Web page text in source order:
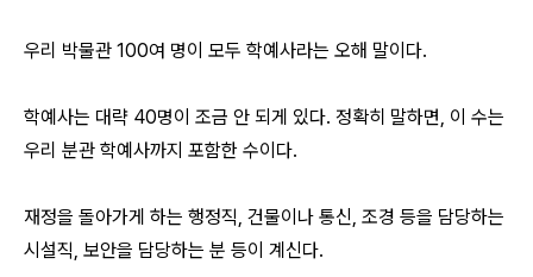
우리 박물관 100여 명이 모두 학예사라는 오해 말이다.
학예사는 대략 40명이 조금 안 되게 있다. 정확히 말하면, 이 수는
우리 분관 학예사까지 포함한 수이다.
재정을 돌아가게 하는 행정직, 건물이나 통신, 조경 등을 담당하는
시설직, 보안을 담당하는 분 등이 계신다.